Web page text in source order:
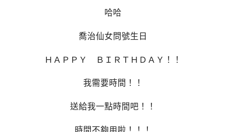
哈哈
喬治仙女問號生日
ＨＡＰＰＹ ＢＩＲＴＨＤＡＹ！！
我需要時間！！
送給我一點時間吧！！